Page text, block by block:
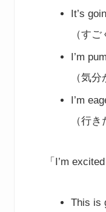
It’s
（す
I’m
（気
I’m
（行
「I’m
This is